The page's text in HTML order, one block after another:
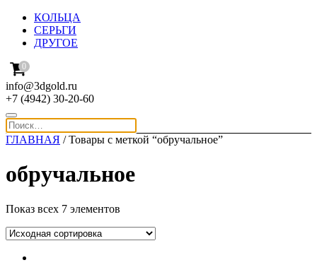
КОЛЬЦА
СЕРЬГИ
ДРУГОЕ
0
info@3dgold.ru
+7 (4942) 30-20-60
ГЛАВНАЯ / Товары с меткой “обручальное”
обручальное
Показ всех 7 элементов